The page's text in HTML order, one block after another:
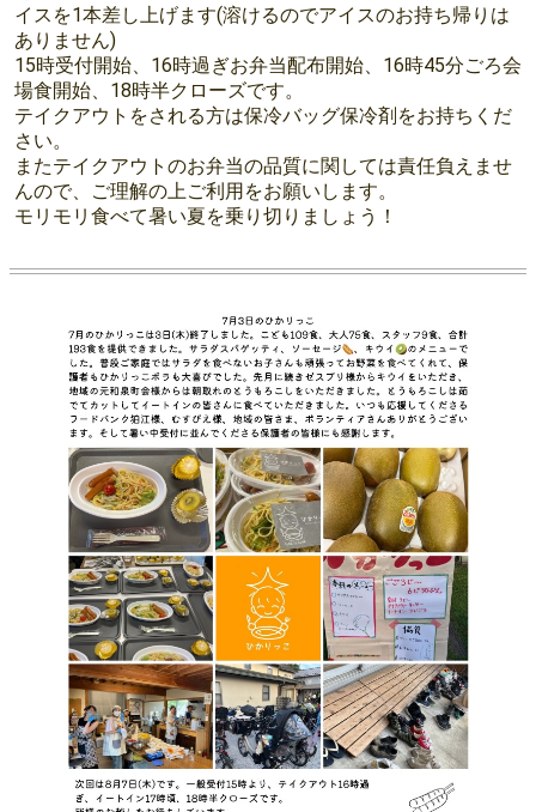
8月に入りました！連日の酷暑に心も身体もバテ気味な方
も多いのでは。